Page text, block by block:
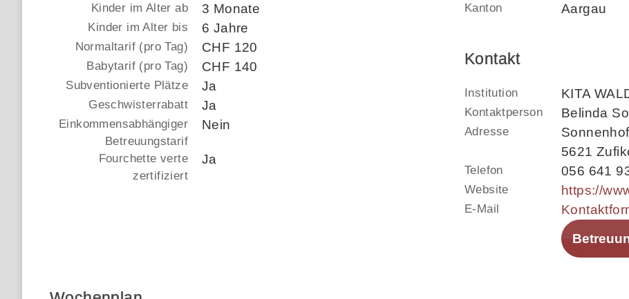
Kinder im Alter ab 3 Monate
Kinder im Alter bis 6 Jahre
Normaltarif (pro Tag) CHF 120
Babytarif (pro Tag) CHF 140
Subventionierte Plätze Ja
Geschwisterrabatt Ja
Einkommensabhängiger
Betreuungstarif
Nein
Fourchette verte
zertifiziert
Ja
Kanton Aargau
Kontakt
Institution KITA
Kontaktperson Belinda
Adresse
5621
Telefon 056 641
Website https://
E-Mail